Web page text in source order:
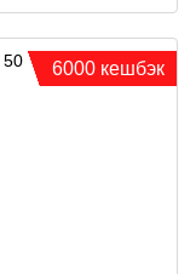
6000 кешбэк